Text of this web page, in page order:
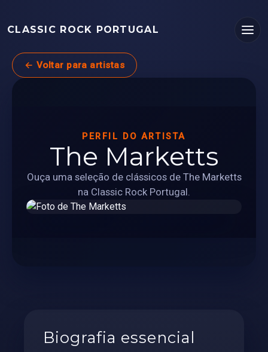
CLASSIC ROCK PORTUGAL
← Voltar para artistas
PERFIL DO ARTISTA
The Marketts
Ouça uma seleção de clássicos de The Marketts
na Classic Rock Portugal.
Biografia essencial